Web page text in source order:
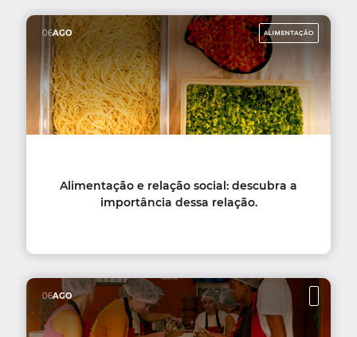
06AGO ALIMENTAÇÃO
Alimentação e relação social: descubra a
importância dessa relação.
06AGO